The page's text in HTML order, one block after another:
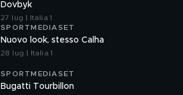
Dovbyk
27 lug | Italia 1
SPORTMEDIASET
Nuovo look, stesso Calha
28 lug | Italia 1
SPORTMEDIASET
Bugatti Tourbillon